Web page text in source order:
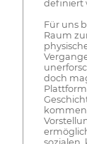
definiert
Für uns
Raum
doch